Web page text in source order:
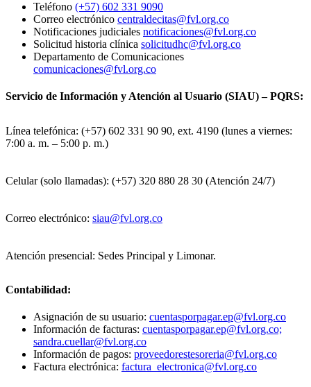
Teléfono (+57) 602 331 9090
Correo electrónico centraldecitas@fvl.org.co
Notificaciones judiciales notificaciones@fvl.org.co
Solicitud historia clínica solicitudhc@fvl.org.co
Departamento de Comunicaciones
comunicaciones@fvl.org.co
Servicio de Información y Atención al Usuario (SIAU) – PQRS:
Línea telefónica: (+57) 602 331 90 90, ext. 4190 (lunes a viernes:
7:00 a. m. – 5:00 p. m.)
Celular (solo llamadas): (+57) 320 880 28 30 (Atención 24/7)
Correo electrónico: siau@fvl.org.co
Atención presencial: Sedes Principal y Limonar.
Contabilidad:
Asignación de su usuario: cuentasporpagar.ep@fvl.org.co
Información de facturas: cuentasporpagar.ep@fvl.org.co;
sandra.cuellar@fvl.org.co
Información de pagos: proveedorestesoreria@fvl.org.co
Factura electrónica: factura_electronica@fvl.org.co